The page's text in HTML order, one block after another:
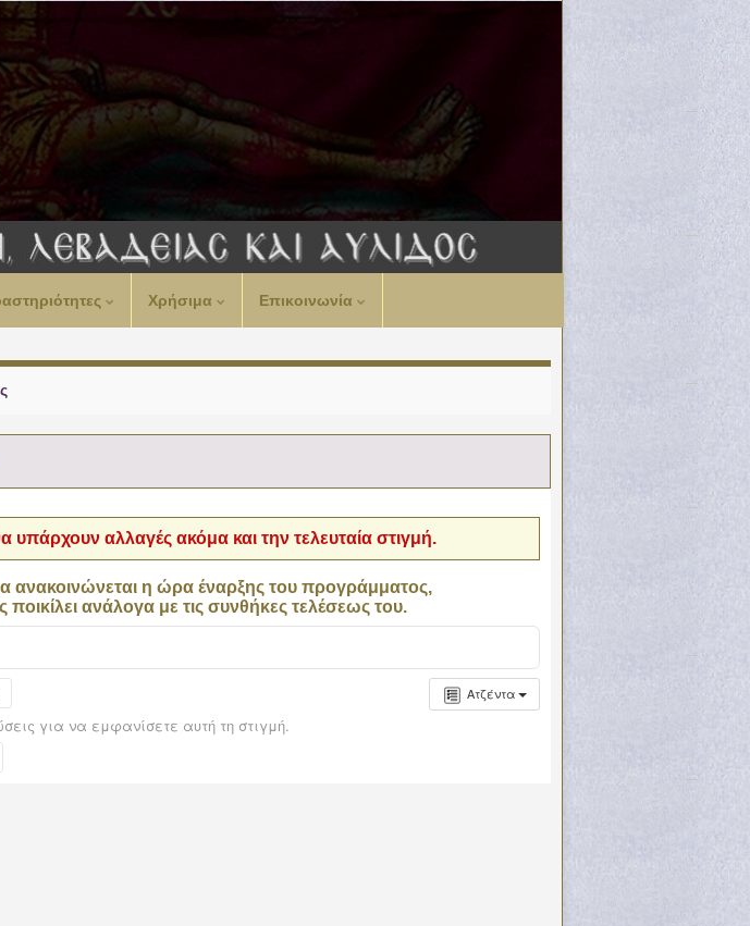
Χρήσιμα Επικοινωνία
υπάρχουν αλλαγές ακόμα και την τελευταία στιγμή.
ανακοινώνεται η ώρα έναρξης του προγράμματος,
ανάλογα με τις συνθήκες τελέσεως του.
Ατζέντα
για να εμφανίσετε αυτή τη στιγμή.